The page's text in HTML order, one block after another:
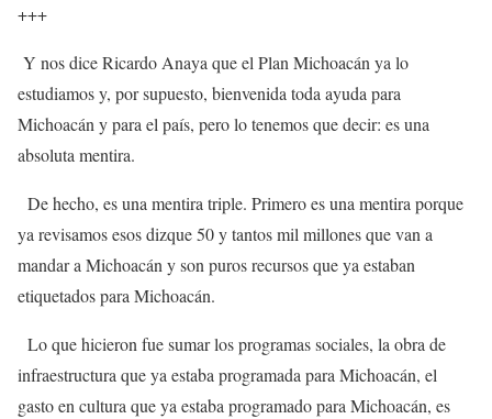
+++
Y nos dice Ricardo Anaya que el Plan Michoacán ya lo
estudiamos y, por supuesto, bienvenida toda ayuda para
Michoacán y para el país, pero lo tenemos que decir: es una
absoluta mentira.
De hecho, es una mentira triple. Primero es una mentira porque
ya revisamos esos dizque 50 y tantos mil millones que van a
mandar a Michoacán y son puros recursos que ya estaban
etiquetados para Michoacán.
Lo que hicieron fue sumar los programas sociales, la obra de
infraestructura que ya estaba programada para Michoacán, el
gasto en cultura que ya estaba programado para Michoacán, es